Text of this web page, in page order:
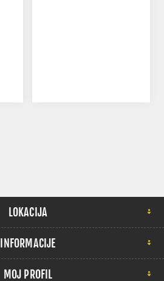
LOKACIJA
INFORMACIJE
MOJ PROFIL